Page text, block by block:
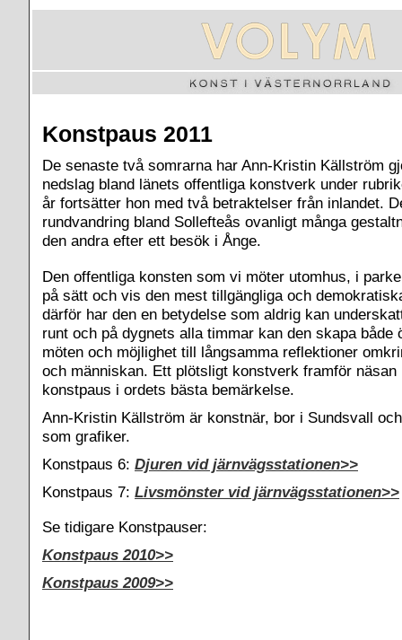
Konstpaus 2011
De senaste två somrarna har Ann-Kristin Källström
nedslag bland länets offentliga konstverk under
år fortsätter hon med två betraktelser från inlandet.
rundvandring bland Sollefteås ovanligt många
den andra efter ett besök i Ånge.
Den offentliga konsten som vi möter utomhus, i
på sätt och vis den mest tillgängliga och
därför har den en betydelse som aldrig kan
runt och på dygnets alla timmar kan den skapa både
möten och möjlighet till långsamma reflektioner
och människan. Ett plötsligt konstverk framför näsan
konstpaus i ordets bästa bemärkelse.
Ann-Kristin Källström är konstnär, bor i Sundsvall
som grafiker.
Konstpaus 6: Djuren vid järnvägsstationen>>
Konstpaus 7: Livsmönster vid järnvägsstationen>>
Se tidigare Konstpauser:
Konstpaus 2010>>
Konstpaus 2009>>